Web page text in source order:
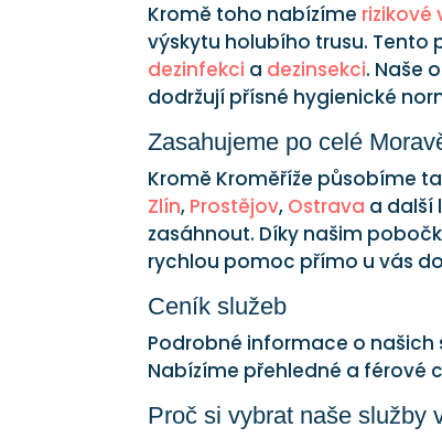
Kromě toho nabízíme rizikové
výskytu holubího trusu. Tento
dezinfekci a dezinsekci. Naše
dodržují přísné hygienické
Zasahujeme po celé
Kromě Kroměříže působíme
Zlín, Prostějov, Ostrava a další
zasáhnout. Díky našim
rychlou pomoc přímo u vás
Ceník služeb
Podrobné informace o
Nabízíme přehledné a férové
Proč si vybrat naše služby